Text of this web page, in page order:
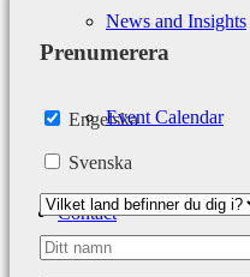
News and Insights
Event Calendar
Contact
Prenumerera
Engelska
Svenska